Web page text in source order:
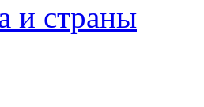
и страны